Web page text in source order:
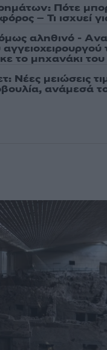
Πότε
– Τι ισχυεί
αληθινό -
το μηχανάκι του
Νέες μειώσεις
ανάμεσά